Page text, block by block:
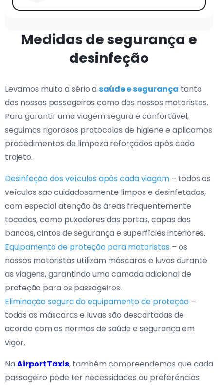
Medidas de segurança e
desinfeção
Levamos muito a sério a saúde e segurança tanto
dos nossos passageiros como dos nossos motoristas.
Para garantir uma viagem segura e confortável,
seguimos rigorosos protocolos de higiene e aplicamos
procedimentos de limpeza reforçados após cada
trajeto.
Desinfeção dos veículos após cada viagem – todos os
veículos são cuidadosamente limpos e desinfetados,
com especial atenção às áreas frequentemente
tocadas, como puxadores das portas, capas dos
bancos, cintos de segurança e superfícies interiores.
Equipamento de proteção para motoristas – os
nossos motoristas utilizam máscaras e luvas durante
as viagens, garantindo uma camada adicional de
proteção para os passageiros.
Eliminação segura do equipamento de proteção –
todas as máscaras e luvas são descartadas de
acordo com as normas de saúde e segurança em
vigor.
NaAirportTaxis, também compreendemos que cada
passageiro pode ter necessidades ou preferências